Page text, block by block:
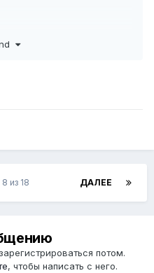
ДАЛЕЕ
из 18
потом.
, чтобы написать с него.